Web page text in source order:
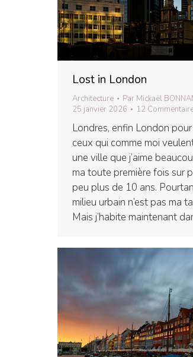
Lost in London
Architecture Par Mickaël
25 janvier 2026
12
Londres, enfin London
ceux qui comme moi
une ville que j’aime
ma toute première fois sur
peu plus de 10 ans.
milieu urbain n’est pas ma
Mais j’habite maintenant